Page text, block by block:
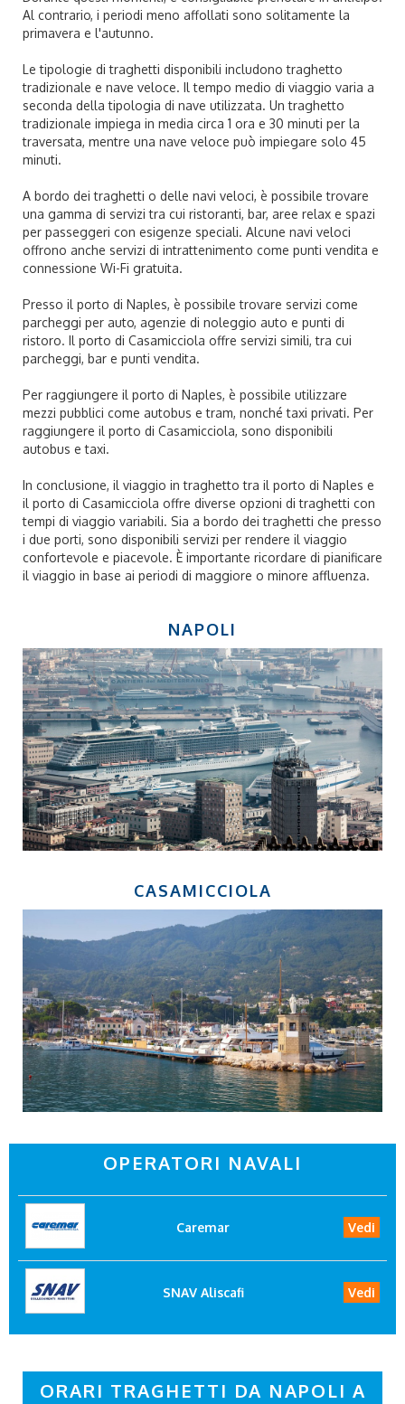
Al contrario, i periodi meno affollati sono solitamente la
primavera e l'autunno.
Le tipologie di traghetti disponibili includono traghetto
tradizionale e nave veloce. Il tempo medio di viaggio varia a
seconda della tipologia di nave utilizzata. Un traghetto
tradizionale impiega in media circa 1 ora e 30 minuti per la
traversata, mentre una nave veloce può impiegare solo 45
minuti.
A bordo dei traghetti o delle navi veloci, è possibile trovare
una gamma di servizi tra cui ristoranti, bar, aree relax e spazi
per passeggeri con esigenze speciali. Alcune navi veloci
offrono anche servizi di intrattenimento come punti vendita e
connessione Wi-Fi gratuita.
Presso il porto di Naples, è possibile trovare servizi come
parcheggi per auto, agenzie di noleggio auto e punti di
ristoro. Il porto di Casamicciola offre servizi simili, tra cui
parcheggi, bar e punti vendita.
Per raggiungere il porto di Naples, è possibile utilizzare
mezzi pubblici come autobus e tram, nonché taxi privati. Per
raggiungere il porto di Casamicciola, sono disponibili
autobus e taxi.
In conclusione, il viaggio in traghetto tra il porto di Naples e
il porto di Casamicciola offre diverse opzioni di traghetti con
tempi di viaggio variabili. Sia a bordo dei traghetti che presso
i due porti, sono disponibili servizi per rendere il viaggio
confortevole e piacevole. È importante ricordare di pianificare
il viaggio in base ai periodi di maggiore o minore affluenza.
NAPOLI
CASAMICCIOLA
OPERATORI NAVALI
Caremar Vedi
SNAV Aliscafi Vedi
ORARI TRAGHETTI DA NAPOLI A